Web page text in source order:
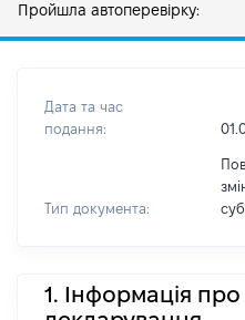
Пройшла автоперевірку:
Дата та час
подання:
Тип документа:
1. Інформація про